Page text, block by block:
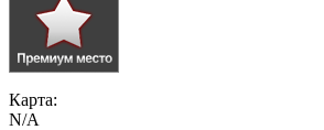
Карта:
N/A